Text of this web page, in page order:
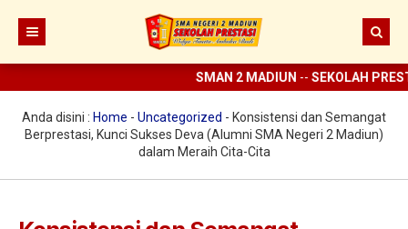
Berita
Profil
Sejarah
Ekstrakurikuler
SMAN 2 MADIUN--SEKOLAH PRESTASI
Anda disini : Home - Uncategorized - Konsistensi dan Semangat
Berprestasi, Kunci Sukses Deva (Alumni SMA Negeri 2 Madiun)
dalam Meraih Cita-Cita